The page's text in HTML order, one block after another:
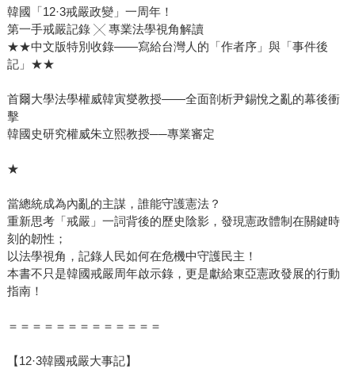
韓國「12·3戒嚴政變」一周年！
第一手戒嚴記錄 ╳ 專業法學視角解讀
★★中文版特別收錄——寫給台灣人的「作者序」與「事件後
記」★★
首爾大學法學權威韓寅燮教授——全面剖析尹錫悅之亂的幕後衝
擊
韓國史研究權威朱立熙教授──專業審定
★
當總統成為內亂的主謀，誰能守護憲法？
重新思考「戒嚴」一詞背後的歷史陰影，發現憲政體制在關鍵時
刻的韌性；
以法學視角，記錄人民如何在危機中守護民主！
本書不只是韓國戒嚴周年啟示錄，更是獻給東亞憲政發展的行動
指南！
＝＝＝＝＝＝＝＝＝＝＝＝＝
【12·3韓國戒嚴大事記】